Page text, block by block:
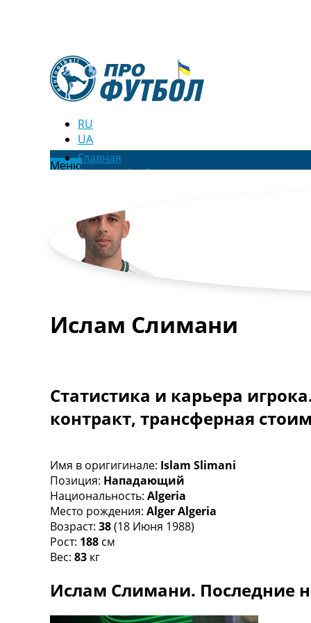
RU
UA
МенюГлавная
Новости футбола
Новости футбола Украины
Последние комментарии
Конкурс прогнозов
Логин
Рейтинги
Турниры
Англия. Премьер Лига
Испания. Ла Лига
Другие Турниры >>>
Таблицы групп Чемпионата Мира
Украина. Премьер-Лига
Украина. Первая Лига
Лига Чемпионов. Таблицы групп
Англия. Премьер-Лига
Испания. Ла Лига
Рейтинг стран УЕФА
Рейтинг клубов УЕФА
Рейтинг ФИФА
Ислам Слимани
Статистика и карьера
контракт, трансферная
Имя в оригигинале: Islam Slimani
Позиция: Нападающий
Национальность: Algeria
Место рождения: Alger Algeria
Возраст: 38(18 Июня 1988)
Рост: 188 см
Вес: 83 кг
Ислам Слимани. Последние